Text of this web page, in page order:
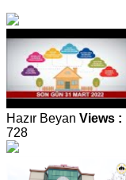
Hazır Beyan Views :
728